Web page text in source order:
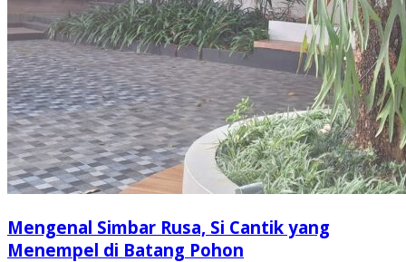
Mengenal Simbar Rusa, Si Cantik yang
Menempel di Batang Pohon